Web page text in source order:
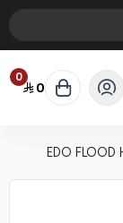
0 0
EDO FLOOD